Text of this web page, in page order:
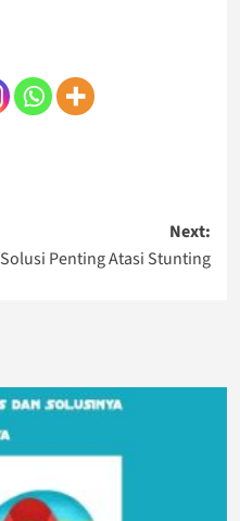
Next:
Solusi Penting Atasi Stunting